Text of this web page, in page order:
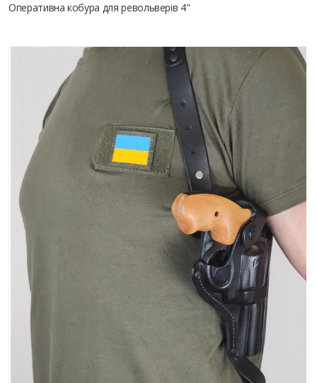
Оперативна кобура для револьверів 4"